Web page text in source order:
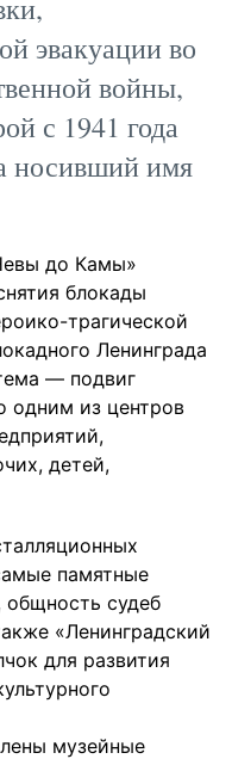
эвакуации во
войны,
с 1941 года
носивший имя
до Камы»
блокады
трагической
Ленинграда
— подвиг
одним из центров
детей,
памятные
судеб
«Ленинградский
для развития
музейные